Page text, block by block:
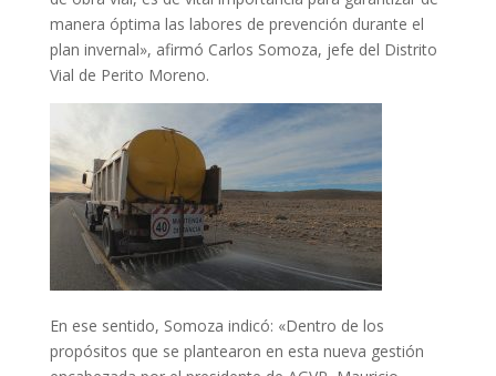
manera óptima las labores de prevención durante el
plan invernal», afirmó Carlos Somoza, jefe del Distrito
Vial de Perito Moreno.
En ese sentido, Somoza indicó: «Dentro de los
propósitos que se plantearon en esta nueva gestión